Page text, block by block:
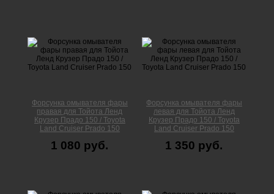
Форсунка омывателя фары
правая для Тойота Ленд
Крузер Прадо 150 / Toyota
Land Cruiser Prado 150
1 080 руб.
Форсунка омывателя фары
левая для Тойота Ленд
Крузер Прадо 150 / Toyota
Land Cruiser Prado 150
1 350 руб.